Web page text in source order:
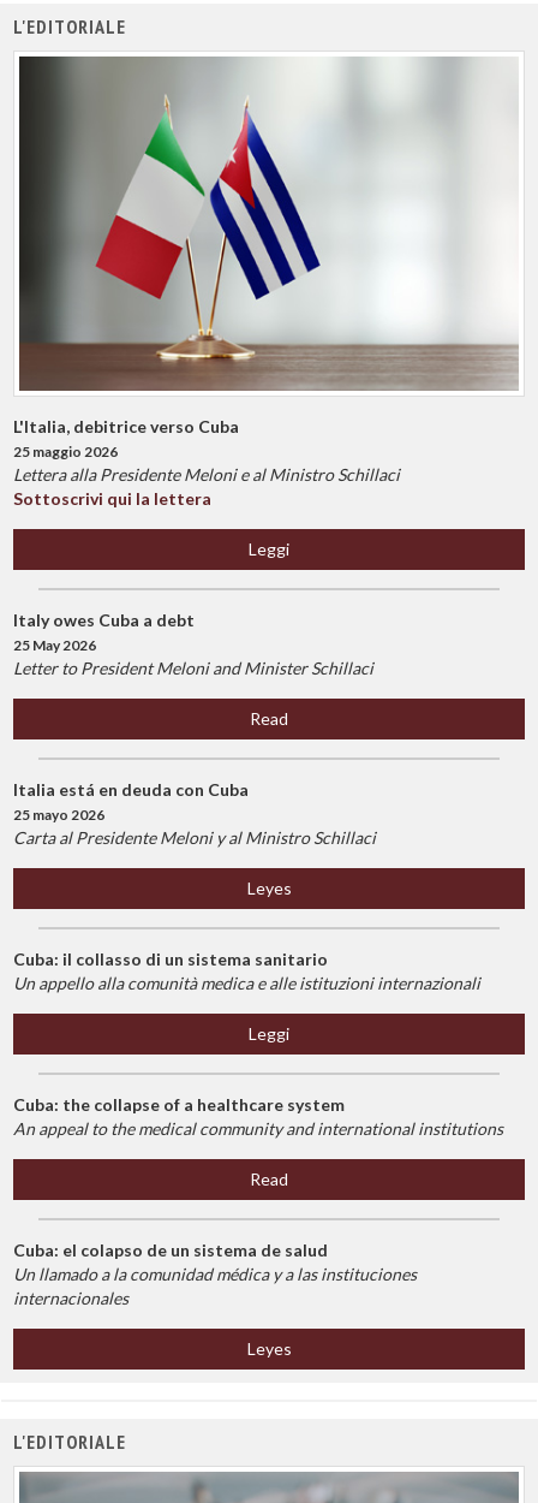
L'EDITORIALE
L'Italia, debitrice verso Cuba
25 maggio 2026
Lettera alla Presidente Meloni e al Ministro Schillaci
Sottoscrivi qui la lettera
Leggi
Italy owes Cuba a debt
25 May 2026
Letter to President Meloni and Minister Schillaci
Read
Italia está en deuda con Cuba
25 mayo 2026
Carta al Presidente Meloni y al Ministro Schillaci
Leyes
Cuba: il collasso di un sistema sanitario
Un appello alla comunità medica e alle istituzioni internazionali
Leggi
Cuba: the collapse of a healthcare system
An appeal to the medical community and international institutions
Read
Cuba: el colapso de un sistema de salud
Un llamado a la comunidad médica y a las instituciones
internacionales
Leyes
L'EDITORIALE